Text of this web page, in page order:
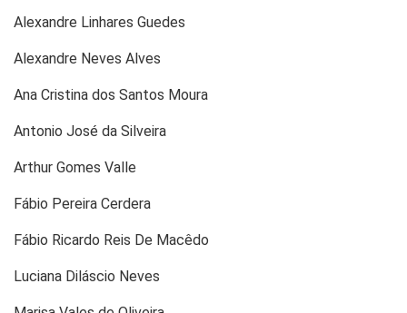
Alexandre Linhares Guedes
Alexandre Neves Alves
Ana Cristina dos Santos Moura
Antonio José da Silveira
Arthur Gomes Valle
Fábio Pereira Cerdera
Fábio Ricardo Reis De Macêdo
Luciana Diláscio Neves